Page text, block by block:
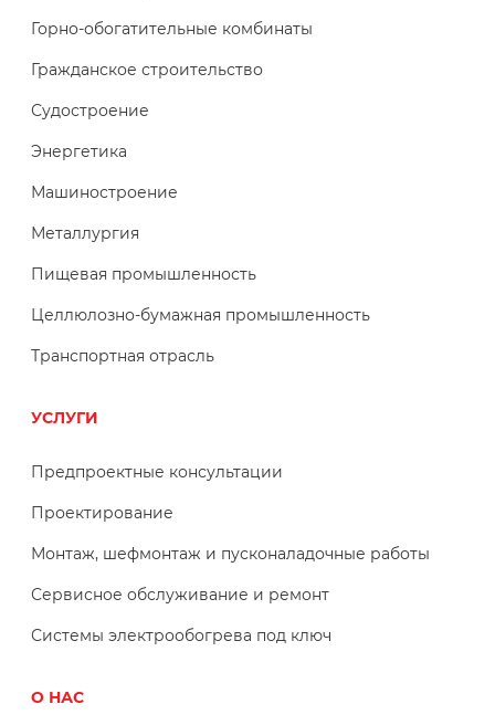
Горно-обогатительные комбинаты
Гражданское строительство
Судостроение
Энергетика
Машиностроение
Металлургия
Пищевая промышленность
Целлюлозно-бумажная промышленность
Транспортная отрасль
УСЛУГИ
Предпроектные консультации
Проектирование
Монтаж, шефмонтаж и пусконаладочные работы
Сервисное обслуживание и ремонт
Системы электрообогрева под ключ
О НАС